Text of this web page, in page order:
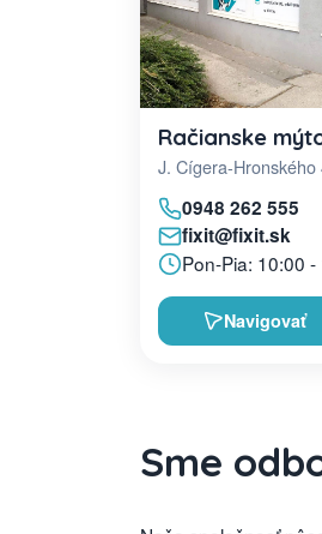
Račianske
J. Cígera-
0948 262 555
fixit@fixit.sk
Pon-Pia: 10:00 -
Navigovať
Sme